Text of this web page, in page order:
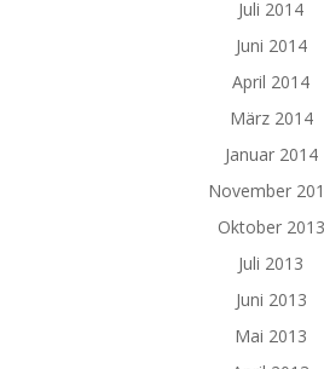
Juli 2014
Juni 2014
April 2014
März 2014
Januar 2014
November
Oktober 2013
Juli 2013
Juni 2013
Mai 2013